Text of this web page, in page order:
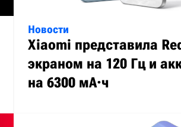
Новости
Xiaomi представила
экраном на 120 Гц и
на 6300 мА·ч